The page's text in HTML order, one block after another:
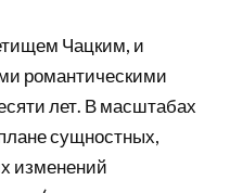
Чацким, и
романтическими
лет. В масштабах
сущностных,
изменений